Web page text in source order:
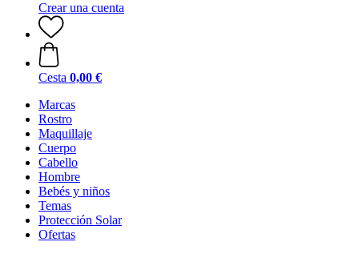
Crear una cuenta
Cesta 0,00 €
Marcas
Rostro
Maquillaje
Cuerpo
Cabello
Hombre
Bebés y niños
Temas
Protección Solar
Ofertas